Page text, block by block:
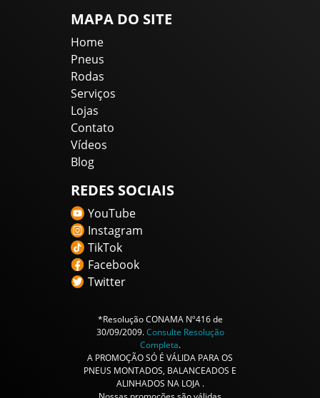
MAPA DO SITE
Home
Pneus
Rodas
Serviços
Lojas
Contato
Vídeos
Blog
REDES SOCIAIS
YouTube
Instagram
TikTok
Facebook
Twitter
*Resolução CONAMA Nº416 de
30/09/2009.Consulte Resolução
Completa.
A PROMOÇÃO SÓ É VÁLIDA PARA OS
PNEUS MONTADOS, BALANCEADOS E
ALINHADOS NA LOJA .